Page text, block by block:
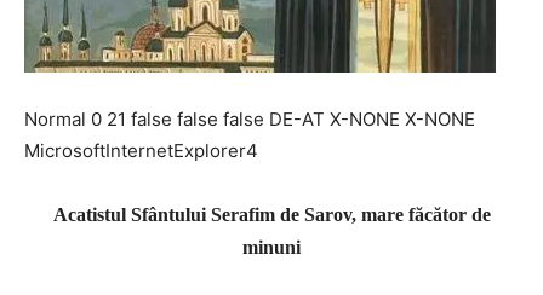
Normal 0 21 false false false DE-AT X-NONE X-NONE
MicrosoftInternetExplorer4
Acatistul Sfântului Serafim de Sarov, mare făcător de
minuni